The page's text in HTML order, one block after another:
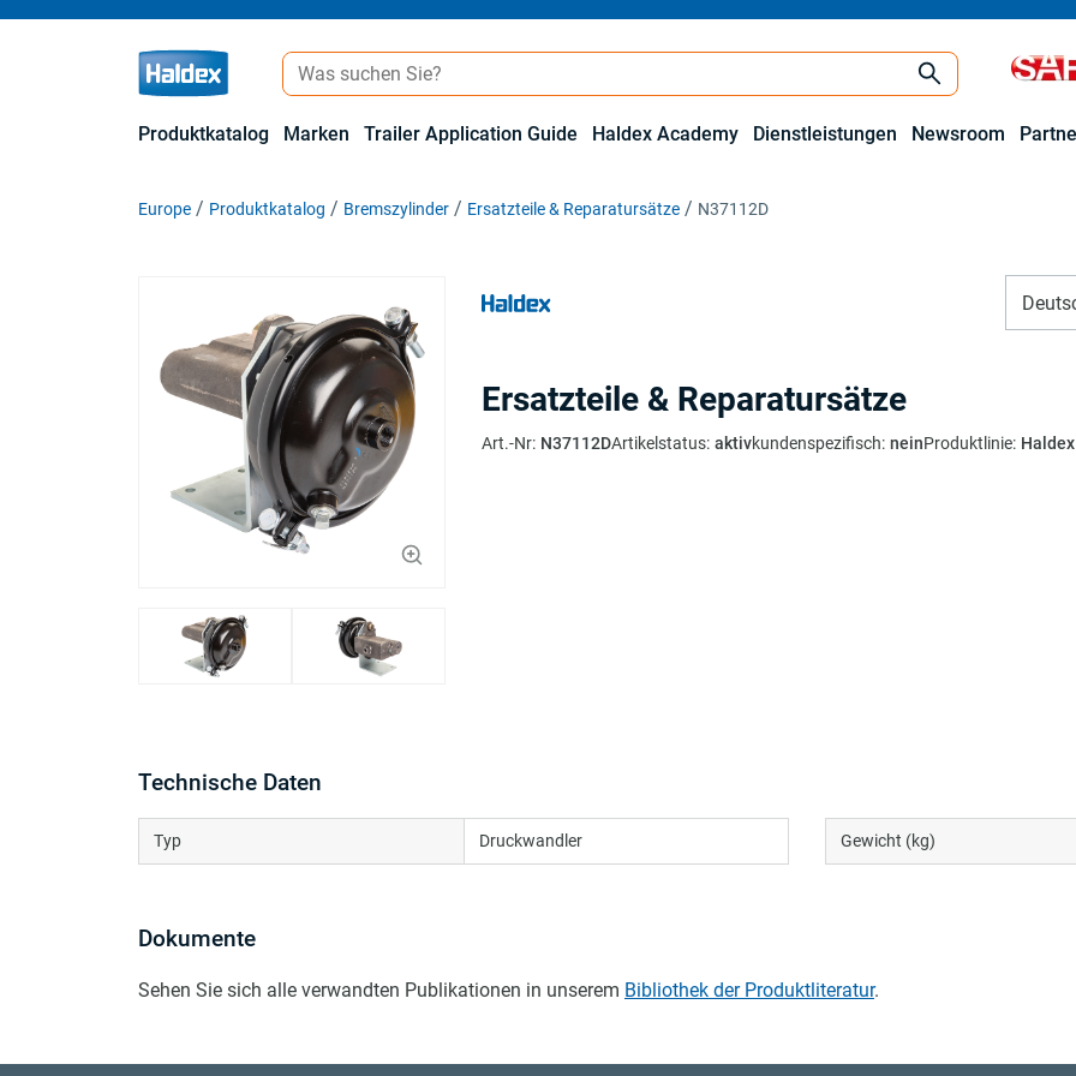
Produktkatalog Marken Trailer Application Guide Haldex Academy Dienstleistungen Newsroom
Europe Produktkatalog Bremszylinder Ersatzteile & Reparatursätze N37112D
Ersatzteile & Reparatursätze
Art.-Nr: N37112DArtikelstatus: aktivkundenspezifisch: neinProduktlinie: Haldex
Technische Daten
Typ Druckwandler Gewicht (kg)
Dokumente
Sehen Sie sich alle verwandten Publikationen in unserem Bibliothek der Produktliteratur.